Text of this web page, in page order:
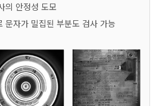
의 안정성 도모
문자가 밀집된 부분도 검사 가능